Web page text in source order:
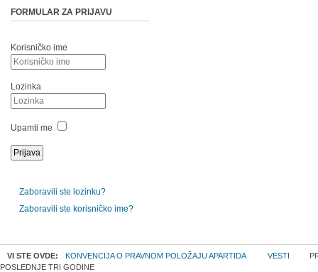
FORMULAR ZA PRIJAVU
Korisničko ime
Lozinka
Upamti me
Zaboravili ste lozinku?
Zaboravili ste korisničko ime?
VI STE OVDE: KONVENCIJA O PRAVNOM POLOŽAJU APARTIDA VESTI
POSLEDNJE TRI GODINE